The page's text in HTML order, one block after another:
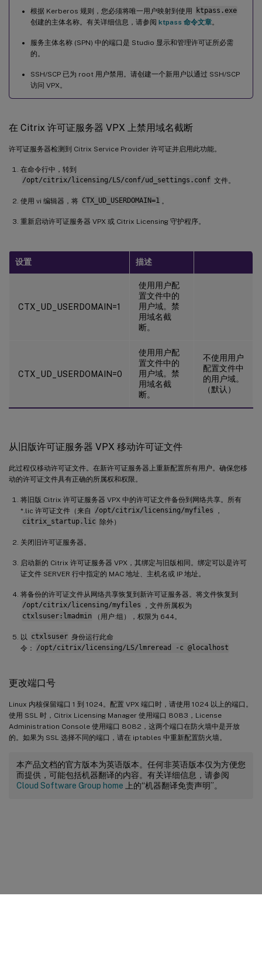
根据 Kerberos 规则，您必须将唯一用户映射到使用
ktpass.exe
创建的主体名称。有关详细信息，请参阅 ktpass 命令文章。
服务主体名称 (SPN) 中的端口是 Studio 显示和管理许可证所必需
的。
SSH/SCP 已为 root 用户禁用。请创建一个新用户以通过 SSH/SCP
访问 VPX。
在 Citrix 许可证服务器 VPX 上禁用域名截断
许可证服务器检测到 Citrix Service Provider 许可证并启用此功能。
在命令行中，转到
/opt/citrix/licensing/LS/conf/ud_settings.conf 文件。
使用 vi 编辑器，将 CTX_UD_USERDOMAIN=1 。
重新启动许可证服务器 VPX 或 Citrix Licensing 守护程序。
设置 描述
CTX_UD_USERDOMAIN=1
使用用户配
置文件中的
用户域。禁
用域名截
断。
CTX_UD_USERDOMAIN=0
使用用户配
置文件中的
用户域。禁
用域名截
断。
不使用用户
配置文件中
的用户域。
（默认）
从旧版许可证服务器 VPX 移动许可证文件
此过程仅移动许可证文件。在新许可证服务器上重新配置所有用户。确保您移
动的许可证文件具有正确的所属权和权限。
将旧版 Citrix 许可证服务器 VPX 中的许可证文件备份到网络共享。所有
*.lic 许可证文件（来自
/opt/citrix/licensing/myfiles
，
citrix_startup.lic 除外）
关闭旧许可证服务器。
启动新的 Citrix 许可证服务器 VPX，其绑定与旧版相同。绑定可以是许可
证文件 SERVER 行中指定的 MAC 地址、主机名或 IP 地址。
将备份的许可证文件从网络共享恢复到新许可证服务器。将文件恢复到
/opt/citrix/licensing/myfiles
，文件所属权为
ctxlsuser:lmadmin
（用户:组），权限为 644。
以 ctxlsuser 身份运行此命
令：
/opt/citrix/licensing/LS/lmreread -c @localhost
更改端口号
Linux 内核保留端口 1 到 1024。配置 VPX 端口时，请使用 1024 以上的端口。
使用 SSL 时，Citrix Licensing Manager 使用端口 8083，License
Administration Console 使用端口 8082，这两个端口在防火墙中是开放
的。如果为 SSL 选择不同的端口，请在 iptables 中重新配置防火墙。
本产品文档的官方版本为英语版本。任何非英语版本仅为方便您
而提供，可能包括机器翻译的内容。有关详细信息，请参阅
Cloud Software Group home 上的“机器翻译免责声明”。